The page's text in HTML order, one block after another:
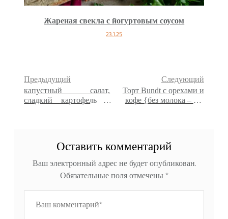
Жареная свекла с йогуртовым соусом
23.1.25
Предыдущий
капустный салат,
сладкий картофель и
Следующий
Торт Bundt с орехами и
кофе {без молока – без
Оставить комментарий
Ваш электронный адрес не будет опубликован.
Обязательные поля отмечены*